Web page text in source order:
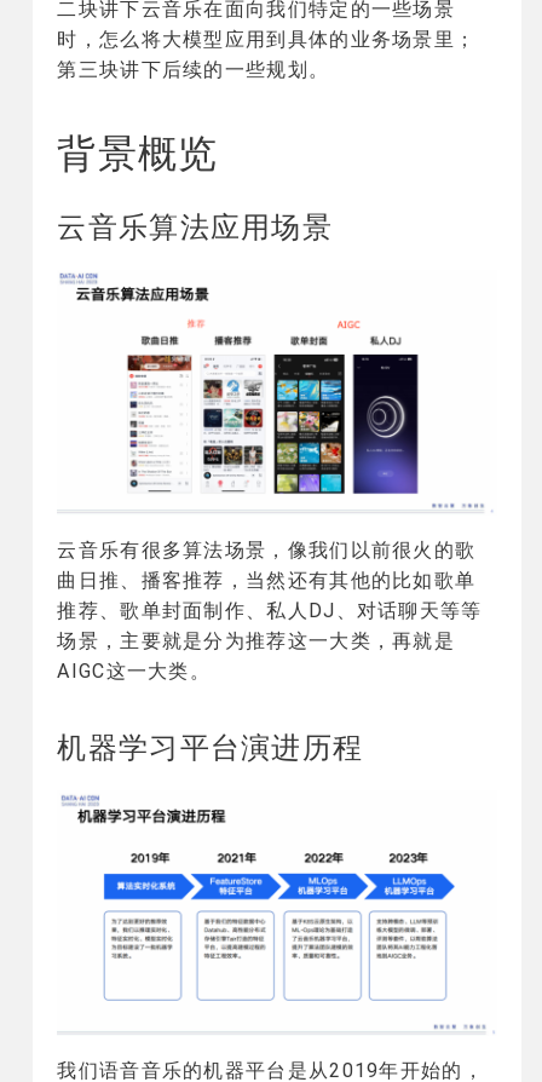
二块讲下云音乐在面向我们特定的一些场景
时，怎么将大模型应用到具体的业务场景里；
第三块讲下后续的一些规划。
背景概览
云音乐算法应用场景
云音乐有很多算法场景，像我们以前很火的歌
曲日推、播客推荐，当然还有其他的比如歌单
推荐、歌单封面制作、私人DJ、对话聊天等等
场景，主要就是分为推荐这一大类，再就是
AIGC这一大类。
机器学习平台演进历程
我们语音音乐的机器平台是从2019年开始的，